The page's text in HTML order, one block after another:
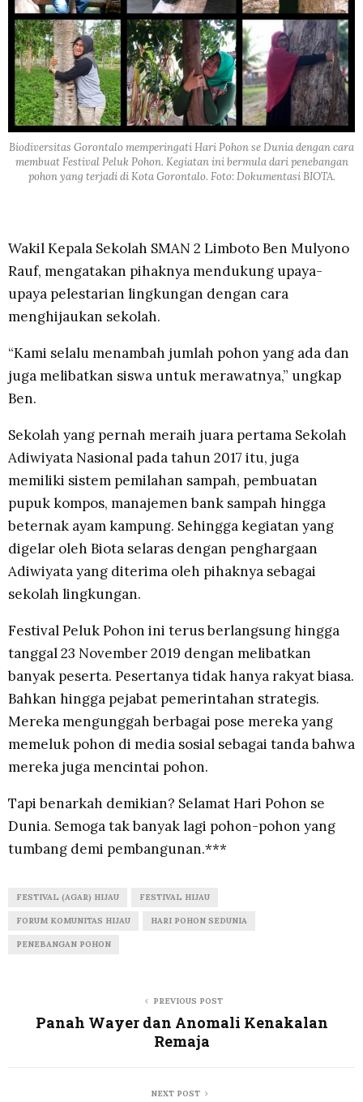
Biodiversitas Gorontalo memperingati Hari Pohon se Dunia dengan cara
membuat Festival Peluk Pohon. Kegiatan ini bermula dari penebangan
pohon yang terjadi di Kota Gorontalo. Foto: Dokumentasi BIOTA.
Wakil Kepala Sekolah SMAN 2 Limboto Ben Mulyono
Rauf, mengatakan pihaknya mendukung upaya-
upaya pelestarian lingkungan dengan cara
menghijaukan sekolah.
“Kami selalu menambah jumlah pohon yang ada dan
juga melibatkan siswa untuk merawatnya,” ungkap
Ben.
Sekolah yang pernah meraih juara pertama Sekolah
Adiwiyata Nasional pada tahun 2017 itu, juga
memiliki sistem pemilahan sampah, pembuatan
pupuk kompos, manajemen bank sampah hingga
beternak ayam kampung. Sehingga kegiatan yang
digelar oleh Biota selaras dengan penghargaan
Adiwiyata yang diterima oleh pihaknya sebagai
sekolah lingkungan.
Festival Peluk Pohon ini terus berlangsung hingga
tanggal 23 November 2019 dengan melibatkan
banyak peserta. Pesertanya tidak hanya rakyat biasa.
Bahkan hingga pejabat pemerintahan strategis.
Mereka mengunggah berbagai pose mereka yang
memeluk pohon di media sosial sebagai tanda bahwa
mereka juga mencintai pohon.
Tapi benarkah demikian? Selamat Hari Pohon se
Dunia. Semoga tak banyak lagi pohon-pohon yang
tumbang demi pembangunan.***
FESTIVAL (AGAR) HIJAU FESTIVAL HIJAU
FORUM KOMUNITAS HIJAU HARI POHON SEDUNIA
PENEBANGAN POHON
PREVIOUS POST
Panah Wayer dan Anomali Kenakalan
Remaja
NEXT POST